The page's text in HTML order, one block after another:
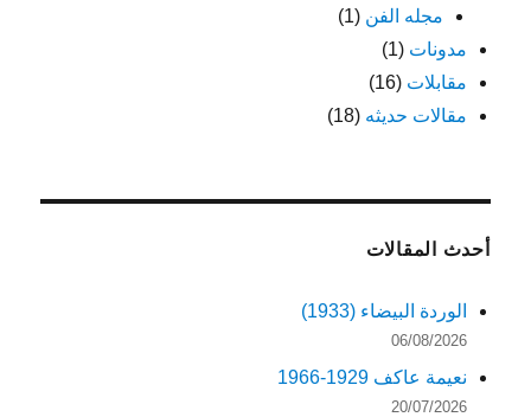
مجله الفن (1)
مدونات (1)
مقابلات (16)
مقالات حديثه (18)
أحدث المقالات
الوردة البيضاء (1933)
06/08/2026
نعيمة عاكف 1929-1966
20/07/2026